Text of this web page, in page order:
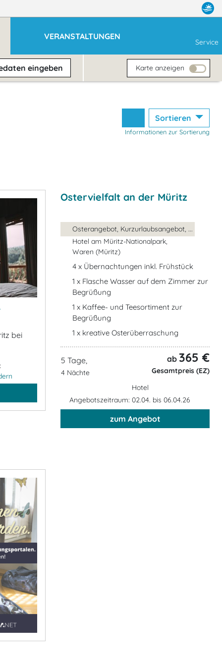
VERANSTALTUNGEN
Service
eingeben Karte anzeigen
Sortieren
Informationen zur Sortierung
bei
Ostervielfalt an der Müritz
Osterangebot, Kurzurlaubsangebot, ...
Hotel am Müritz-Nationalpark,
Waren (Müritz)
4 x Übernachtungen inkl. Frühstück
1 x Flasche Wasser auf dem Zimmer zur
Begrüßung
1 x Kaffee- und Teesortiment zur
Begrüßung
1 x kreative Osterüberraschung
5 Tage,
4 Nächte
ab 365 €
Gesamtpreis (EZ)
Hotel
Angebotszeitraum: 02.04. bis 06.04.26
zum Angebot